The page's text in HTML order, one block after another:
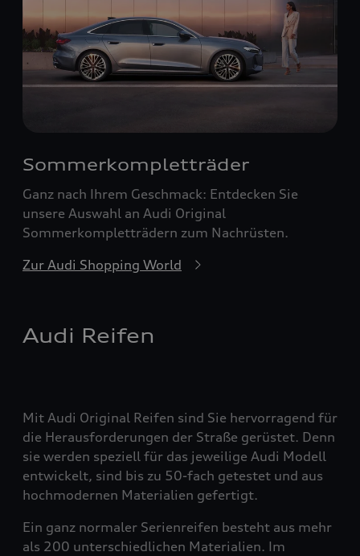
Sommerkompletträder
Ganz nach Ihrem Geschmack: Entdecken Sie
unsere Auswahl an Audi Original
Sommerkompletträdern zum Nachrüsten.
Zur Audi Shopping World
Audi Reifen
Mit Audi Original Reifen sind Sie hervorragend für
die Herausforderungen der Straße gerüstet. Denn
sie werden speziell für das jeweilige Audi Modell
entwickelt, sind bis zu 50-fach getestet und aus
hochmodernen Materialien gefertigt.
Ein ganz normaler Serienreifen besteht aus mehr
als 200 unterschiedlichen Materialien. Im